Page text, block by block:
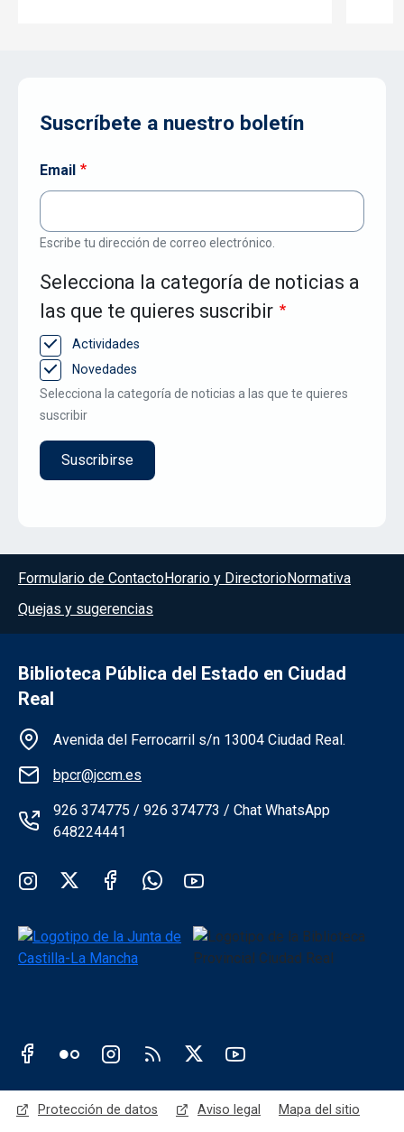
Suscríbete a nuestro boletín
Email
Escribe tu dirección de correo electrónico.
Selecciona la categoría de noticias a
las que te quieres suscribir
Actividades
Novedades
Selecciona la categoría de noticias a las que te quieres
suscribir
Menú del pie
Formulario de ContactoHorario y DirectorioNormativa
Quejas y sugerencias
Biblioteca Pública del Estado en Ciudad
Real
Información de la institución
Avenida del Ferrocarril s/n 13004 Ciudad Real.
bpcr@jccm.es
926 374775 / 926 374773 / Chat WhatsApp
648224441
Redes sociales institución
Redes sociales JCCM
Menú legal
Protección de datos Aviso legal Mapa del sitio